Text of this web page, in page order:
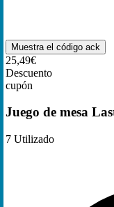
Muestra el código ack
25,49€
Descuento
cupón
Juego de mesa
7 Utilizado